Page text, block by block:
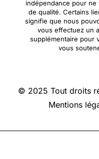
indépendance pour
de qualité. Certains
signifie que nous
vous effectuez un
supplémentaire pour
vous
© 2025 Tout droits
Mentions